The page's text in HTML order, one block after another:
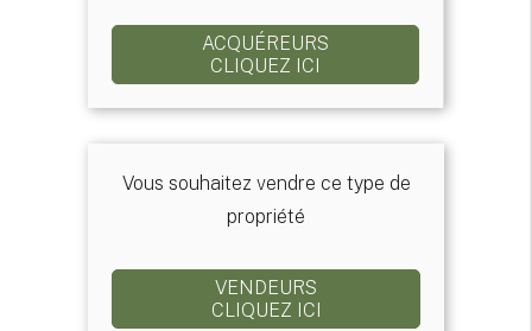
ACQUÉREURS
CLIQUEZ ICI
Vous souhaitez vendre ce type de
propriété
VENDEURS
CLIQUEZ ICI